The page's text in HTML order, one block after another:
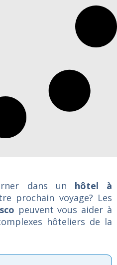
dans un hôtel à
prochain voyage? Les
peuvent vous aider à
hôteliers de la